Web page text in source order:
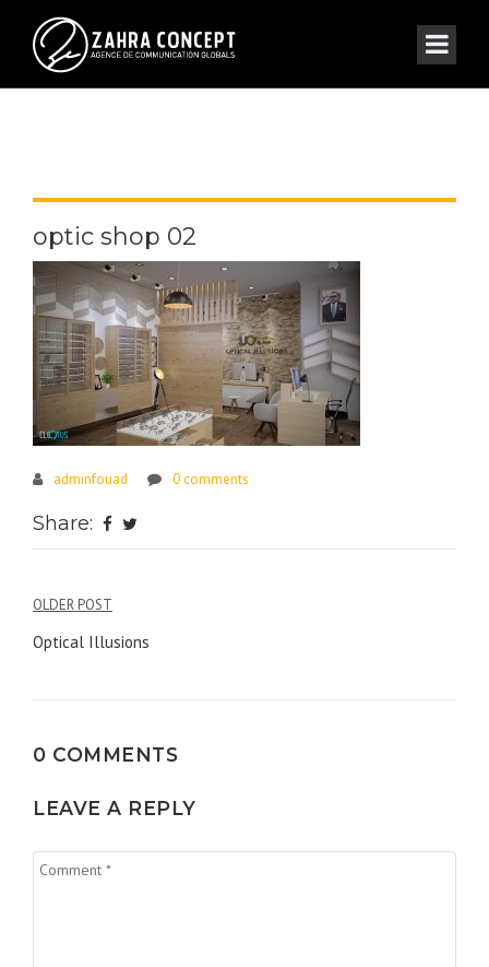
optic shop 02
adminfouad 0 comments
Share:
Navigation
de
OLDER POST
Optical Illusions
0 COMMENTS
LEAVE A REPLY